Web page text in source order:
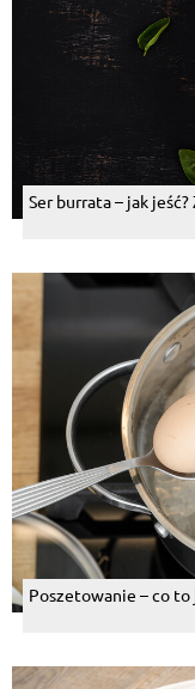
Ser burrata – jak jeść?
Poszetowanie – co to